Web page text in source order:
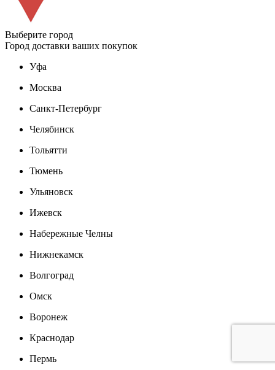
Выберите город
Город доставки ваших покупок
Уфа
Москва
Санкт-Петербург
Челябинск
Тольятти
Тюмень
Ульяновск
Ижевск
Набережные Челны
Нижнекамск
Волгоград
Омск
Воронеж
Краснодар
Пермь